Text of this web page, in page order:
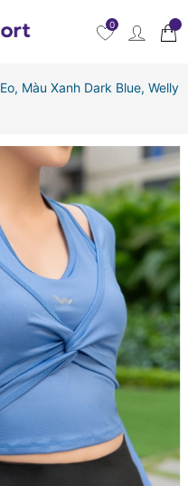
0
Màu Xanh Dark Blue, Welly